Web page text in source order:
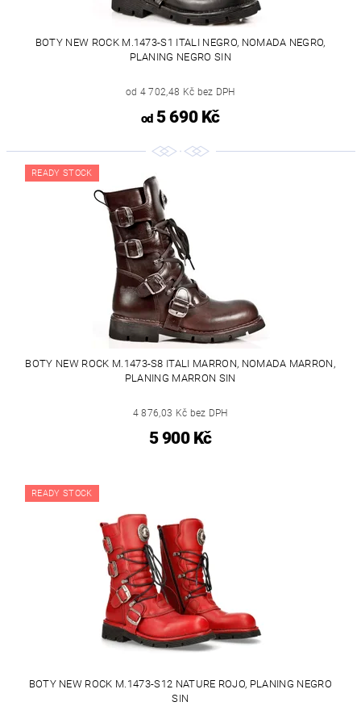
BOTY NEW ROCK M.1473-S1 ITALI NEGRO, NOMADA NEGRO,
PLANING NEGRO SIN
od 4 702,48 Kč bez DPH
od5 690 Kč
READY STOCK
BOTY NEW ROCK M.1473-S8 ITALI MARRON, NOMADA MARRON,
PLANING MARRON SIN
4 876,03 Kč bez DPH
5 900 Kč
READY STOCK
BOTY NEW ROCK M.1473-S12 NATURE ROJO, PLANING NEGRO
SIN